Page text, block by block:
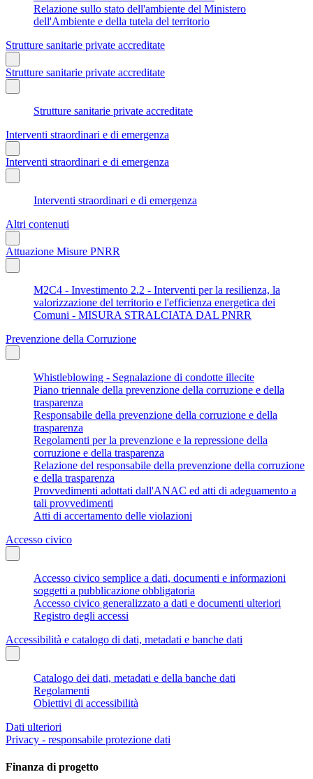
Relazione sullo stato dell'ambiente del Ministero
dell'Ambiente e della tutela del territorio
Strutture sanitarie private accreditate
Strutture sanitarie private accreditate
Strutture sanitarie private accreditate
Interventi straordinari e di emergenza
Interventi straordinari e di emergenza
Interventi straordinari e di emergenza
Altri contenuti
Attuazione Misure PNRR
M2C4 - Investimento 2.2 - Interventi per la resilienza, la
valorizzazione del territorio e l'efficienza energetica dei
Comuni - MISURA STRALCIATA DAL PNRR
Prevenzione della Corruzione
Whistleblowing - Segnalazione di condotte illecite
Piano triennale della prevenzione della corruzione e della
trasparenza
Responsabile della prevenzione della corruzione e della
trasparenza
Regolamenti per la prevenzione e la repressione della
corruzione e della trasparenza
Relazione del responsabile della prevenzione della corruzione
e della trasparenza
Provvedimenti adottati dall'ANAC ed atti di adeguamento a
tali provvedimenti
Atti di accertamento delle violazioni
Accesso civico
Accesso civico semplice a dati, documenti e informazioni
soggetti a pubblicazione obbligatoria
Accesso civico generalizzato a dati e documenti ulteriori
Registro degli accessi
Accessibilità e catalogo di dati, metadati e banche dati
Catalogo dei dati, metadati e della banche dati
Regolamenti
Obiettivi di accessibilità
Dati ulteriori
Privacy - responsabile protezione dati
Finanza di progetto